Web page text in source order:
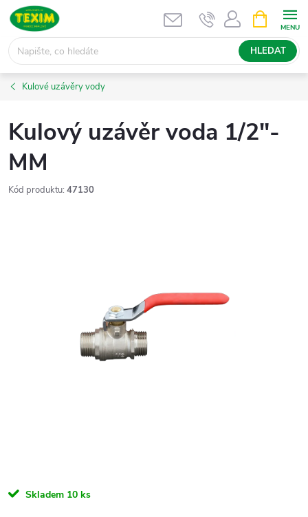
Přejít
obsah
HLEDAT
NÁKUPNÍ
KOŠÍK
Kulové uzávěry vody
Kulový uzávěr voda 1/2"-
MM
Kód produktu: 47130
Skladem 10 ks